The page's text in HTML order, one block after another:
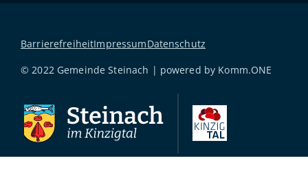
BarrierefreiheitImpressumDatenschutz
© 2022 Gemeinde Steinach | powered by Komm.ONE